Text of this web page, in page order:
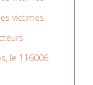
victimes
le 116006